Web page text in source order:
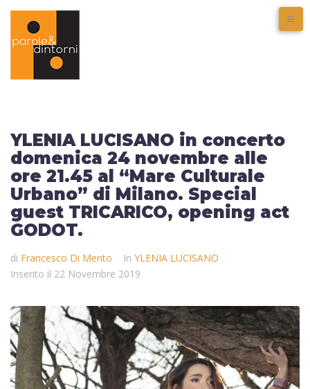
YLENIA LUCISANO in concerto
domenica 24 novembre alle
ore 21.45 al “Mare Culturale
Urbano” di Milano. Special
guest TRICARICO, opening act
GODOT.
di Francesco Di Mento In YLENIA LUCISANO
Inserito il 22 Novembre 2019